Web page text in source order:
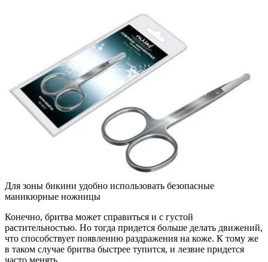
Для зоны бикини удобно использовать безопасные
маникюрные ножницы
Конечно, бритва может справиться и с густой
растительностью. Но тогда придется больше делать движений,
что способствует появлению раздражения на коже. К тому же
в таком случае бритва быстрее тупится, и лезвие придется
часто менять.